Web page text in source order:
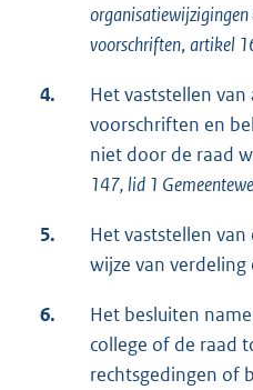
organisatiewijzigingen
voorschriften,artikel
4.
Het vaststellen
voorschriften en
niet door de raad
147, lid 1
5.
Het vaststellen
wijze van verdeling
6.
Het besluiten
college of de raad
rechtsgedingen of